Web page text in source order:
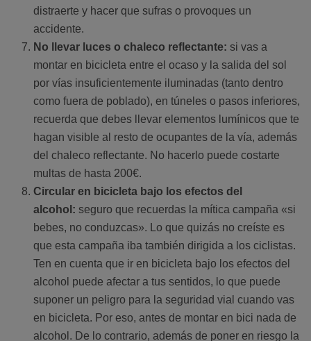
distraerte y hacer que sufras o provoques un
accidente.
No llevar luces o chaleco reflectante: si vas a
montar en bicicleta entre el ocaso y la salida del sol
por vías insuficientemente iluminadas (tanto dentro
como fuera de poblado), en túneles o pasos inferiores,
recuerda que debes llevar elementos lumínicos que te
hagan visible al resto de ocupantes de la vía, además
del chaleco reflectante. No hacerlo puede costarte
multas de hasta 200€.
Circular en bicicleta bajo los efectos del
alcohol: seguro que recuerdas la mítica campaña «si
bebes, no conduzcas». Lo que quizás no creíste es
que esta campaña iba también dirigida a los ciclistas.
Ten en cuenta que ir en bicicleta bajo los efectos del
alcohol puede afectar a tus sentidos, lo que puede
suponer un peligro para la seguridad vial cuando vas
en bicicleta. Por eso, antes de montar en bici nada de
alcohol. De lo contrario, además de poner en riesgo la